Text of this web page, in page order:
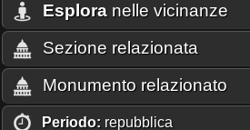
Esplora nelle vicinanze
Sezione relazionata
Monumento relazionato
Periodo: repubblica